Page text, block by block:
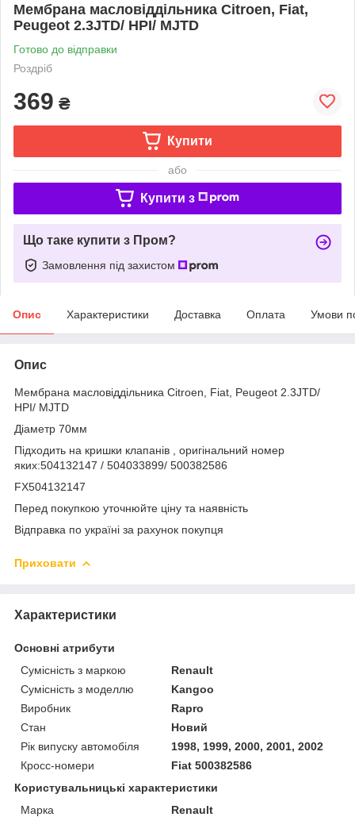
Мембрана масловіддільника Citroen, Fiat,
Peugeot 2.3JTD/ HPI/ MJTD
Готово до відправки
Роздріб
369 ₴
Купити
або
Купити з
Що таке купити з Пром?
Замовлення під захистом
Опис Характеристики Доставка Оплата Умови
Опис
Мембрана масловіддільника Citroen, Fiat, Peugeot 2.3JTD/
HPI/ MJTD
Діаметр 70мм
Підходить на кришки клапанів , оригінальний номер
яких:504132147 / 504033899/ 500382586
FX504132147
Перед покупкою уточнюйте ціну та наявність
Відправка по україні за рахунок покупця
Приховати
Характеристики
Основні атрибути
Сумісність з маркою
Renault
Сумісність з моделлю
Kangoo
Виробник
Rapro
Стан
Новий
Рік випуску автомобіля
1998, 1999, 2000, 2001, 2002
Кросс-номери
Fiat 500382586
Користувальницькі характеристики
Марка
Renault